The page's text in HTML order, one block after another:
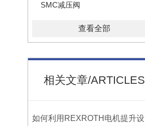
SMC减压阀
查看全部
相关文章/ARTICLES